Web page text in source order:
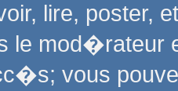
lire, poster,
le mod�rateur
vous